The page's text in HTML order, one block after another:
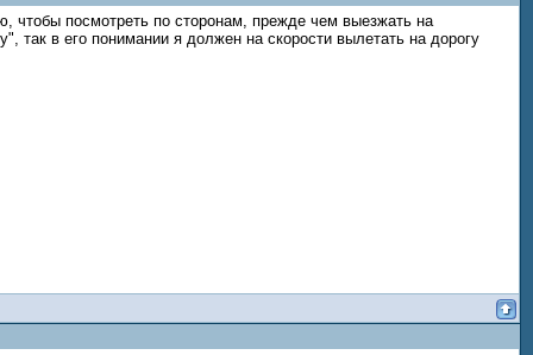
чтобы посмотреть по сторонам, прежде чем выезжать на
так в его понимании я должен на скорости вылетать на дорогу